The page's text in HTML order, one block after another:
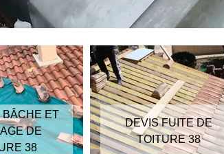
BÂCHE ET
DE
38
DEVIS FUITE DE
TOITURE 38